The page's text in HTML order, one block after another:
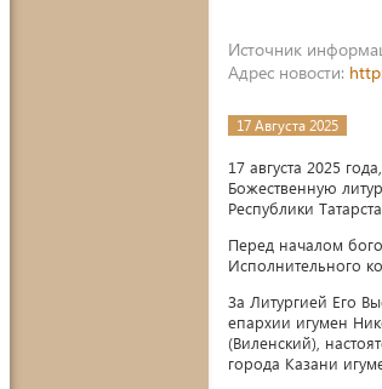
Источник
Адрес новости:
17 Августа 2025
17 августа 2025
Божественную
Республики
Перед началом
Исполнительного
За Литургией Его
епархии игумен
(Виленский),
города Казани